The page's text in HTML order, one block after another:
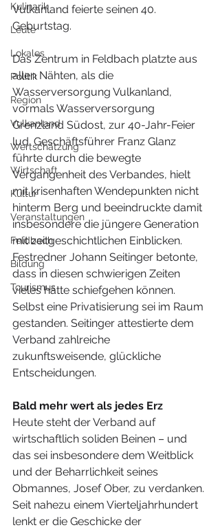
Kulinarik
Leute
Lokales
Politik
Region
Vulkanland
Wertschätzung
Wirtschaft
Kultur
Veranstaltungen
Feldbach
Bildung
Tourismus
Vulkanland feierte seinen 40.
Geburtstag.
Das Zentrum in Feldbach platzte aus
allen Nähten, als die
Wasserversorgung Vulkanland,
vormals Wasserversorgung
Grenzland Südost, zur 40-Jahr-Feier
lud. Geschäftsführer Franz Glanz
führte durch die bewegte
Vergangenheit des Verbandes, hielt
mit krisenhaften Wendepunkten nicht
hinterm Berg und beeindruckte damit
insbesondere die jüngere Generation
mit zeitgeschichtlichen Einblicken.
Festredner Johann Seitinger betonte,
dass in diesen schwierigen Zeiten
vieles hätte schiefgehen können.
Selbst eine Privatisierung sei im Raum
gestanden. Seitinger attestierte dem
Verband zahlreiche
zukunftsweisende, glückliche
Entscheidungen.
Bald mehr wert als jedes Erz
Heute steht der Verband auf
wirtschaftlich soliden Beinen – und
das sei insbesondere dem Weitblick
und der Beharrlichkeit seines
Obmannes, Josef Ober, zu verdanken.
Seit nahezu einem Vierteljahrhundert
lenkt er die Geschicke der